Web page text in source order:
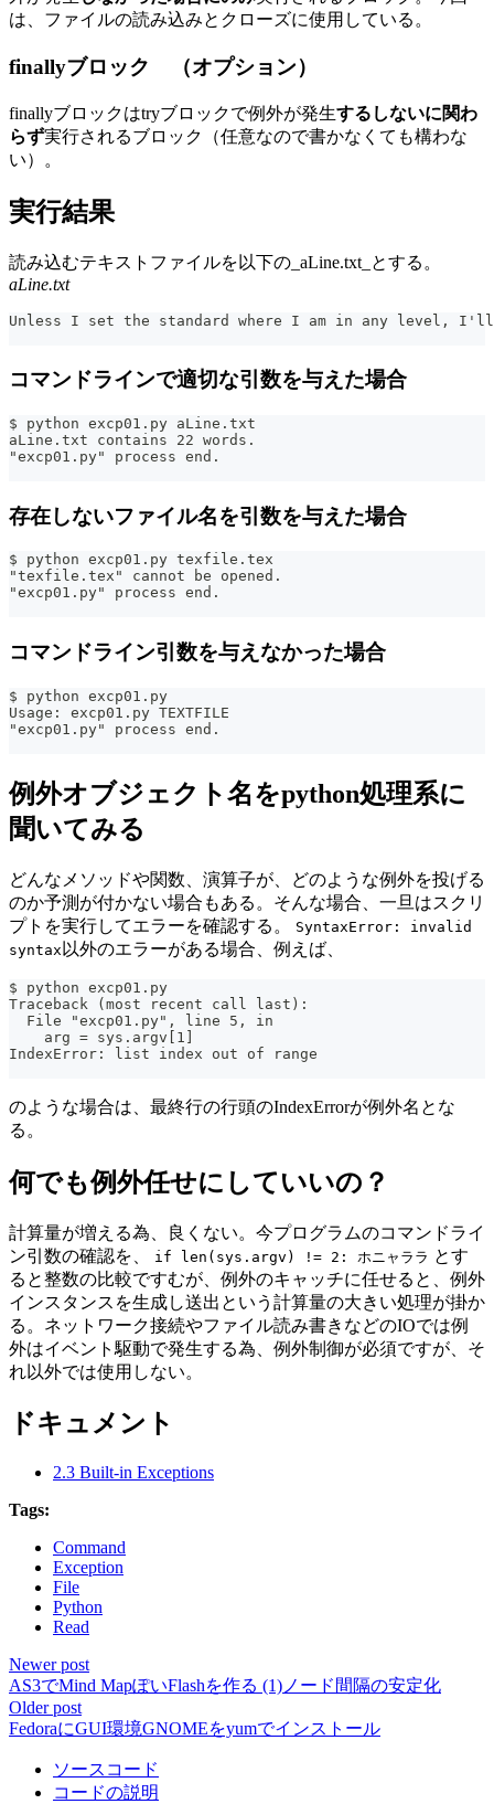
は、ファイルの読み込みとクローズに使用している。
finallyブロック （オプション）
finallyブロックはtryブロックで例外が発生するしないに関わ
らず実行されるブロック（任意なので書かなくても構わな
い）。
実行結果
読み込むテキストファイルを以下の_aLine.txt_とする。
aLine.txt
Unless I set the standard where I am in any level, I'll
コマンドラインで適切な引数を与えた場合
$ python excp01.py aLine.txt
aLine.txt contains 22 words.
"excp01.py" process end.
存在しないファイル名を引数を与えた場合
$ python excp01.py texfile.tex
"texfile.tex" cannot be opened.
"excp01.py" process end.
コマンドライン引数を与えなかった場合
$ python excp01.py
Usage: excp01.py TEXTFILE
"excp01.py" process end.
例外オブジェクト名をpython処理系に
聞いてみる
どんなメソッドや関数、演算子が、どのような例外を投げる
のか予測が付かない場合もある。そんな場合、一旦はスクリ
プトを実行してエラーを確認する。
SyntaxError: invalid
syntax 以外のエラーがある場合、例えば、
$ python excp01.py
Traceback (most recent call last):
  File "excp01.py", line 5, in
    arg = sys.argv[1]
IndexError: list index out of range
のような場合は、最終行の行頭のIndexErrorが例外名とな
る。
何でも例外任せにしていいの？
計算量が増える為、良くない。今プログラムのコマンドライ
ン引数の確認を、
if len(sys.argv) != 2: ホニャララ とす
ると整数の比較ですむが、例外のキャッチに任せると、例外
インスタンスを生成し送出という計算量の大きい処理が掛か
る。ネットワーク接続やファイル読み書きなどのIOでは例
外はイベント駆動で発生する為、例外制御が必須ですが、そ
れ以外では使用しない。
ドキュメント
2.3 Built-in Exceptions
Tags:
Command
Exception
File
Python
Read
Newer post
AS3でMind MapぽいFlashを作る (1)ノード間隔の安定化
Older post
FedoraにGUI環境GNOMEをyumでインストール
ソースコード
コードの説明